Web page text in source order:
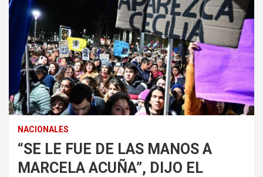
NACIONALES
“SE LE FUE DE LAS MANOS A
MARCELA ACUÑA”, DIJO EL